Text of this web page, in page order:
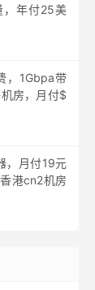
，年付25美
，1Gbpa带
房，月付$
，月付19元
港cn2机房